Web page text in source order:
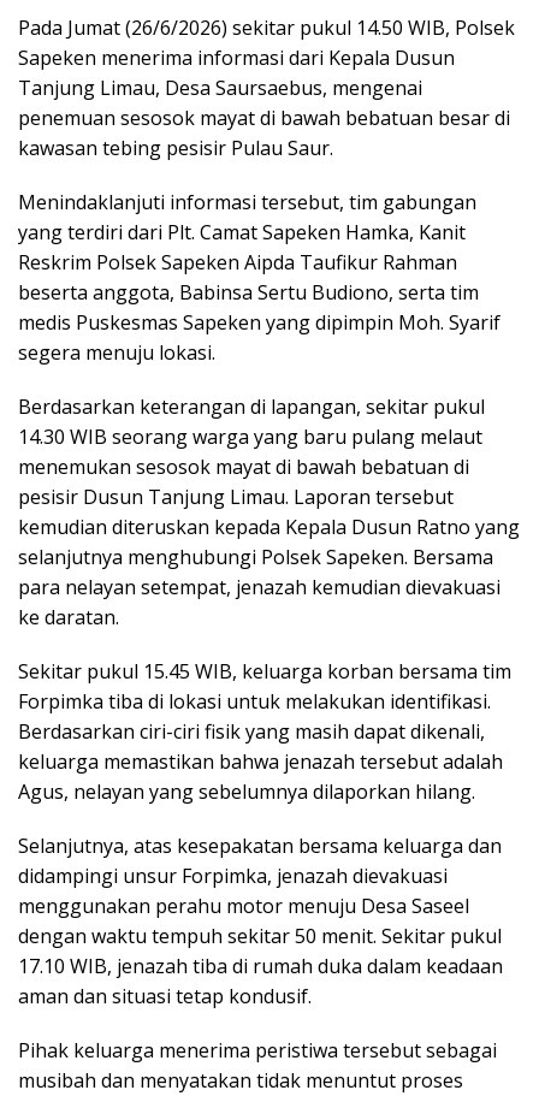
Pada Jumat (26/6/2026) sekitar pukul 14.50 WIB, Polsek
Sapeken menerima informasi dari Kepala Dusun
Tanjung Limau, Desa Saursaebus, mengenai
penemuan sesosok mayat di bawah bebatuan besar di
kawasan tebing pesisir Pulau Saur.
Menindaklanjuti informasi tersebut, tim gabungan
yang terdiri dari Plt. Camat Sapeken Hamka, Kanit
Reskrim Polsek Sapeken Aipda Taufikur Rahman
beserta anggota, Babinsa Sertu Budiono, serta tim
medis Puskesmas Sapeken yang dipimpin Moh. Syarif
segera menuju lokasi.
Berdasarkan keterangan di lapangan, sekitar pukul
14.30 WIB seorang warga yang baru pulang melaut
menemukan sesosok mayat di bawah bebatuan di
pesisir Dusun Tanjung Limau. Laporan tersebut
kemudian diteruskan kepada Kepala Dusun Ratno yang
selanjutnya menghubungi Polsek Sapeken. Bersama
para nelayan setempat, jenazah kemudian dievakuasi
ke daratan.
Sekitar pukul 15.45 WIB, keluarga korban bersama tim
Forpimka tiba di lokasi untuk melakukan identifikasi.
Berdasarkan ciri-ciri fisik yang masih dapat dikenali,
keluarga memastikan bahwa jenazah tersebut adalah
Agus, nelayan yang sebelumnya dilaporkan hilang.
Selanjutnya, atas kesepakatan bersama keluarga dan
didampingi unsur Forpimka, jenazah dievakuasi
menggunakan perahu motor menuju Desa Saseel
dengan waktu tempuh sekitar 50 menit. Sekitar pukul
17.10 WIB, jenazah tiba di rumah duka dalam keadaan
aman dan situasi tetap kondusif.
Pihak keluarga menerima peristiwa tersebut sebagai
musibah dan menyatakan tidak menuntut proses